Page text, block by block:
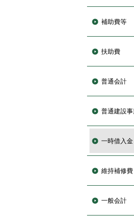
補助費等
扶助費
普通会計
普通建設
一時借入金
維持補修費
一般会計